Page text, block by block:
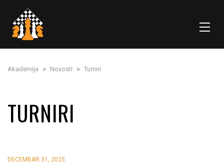
Akademija > Novosti > Turniri
TURNIRI
DECEMBAR 31, 2025